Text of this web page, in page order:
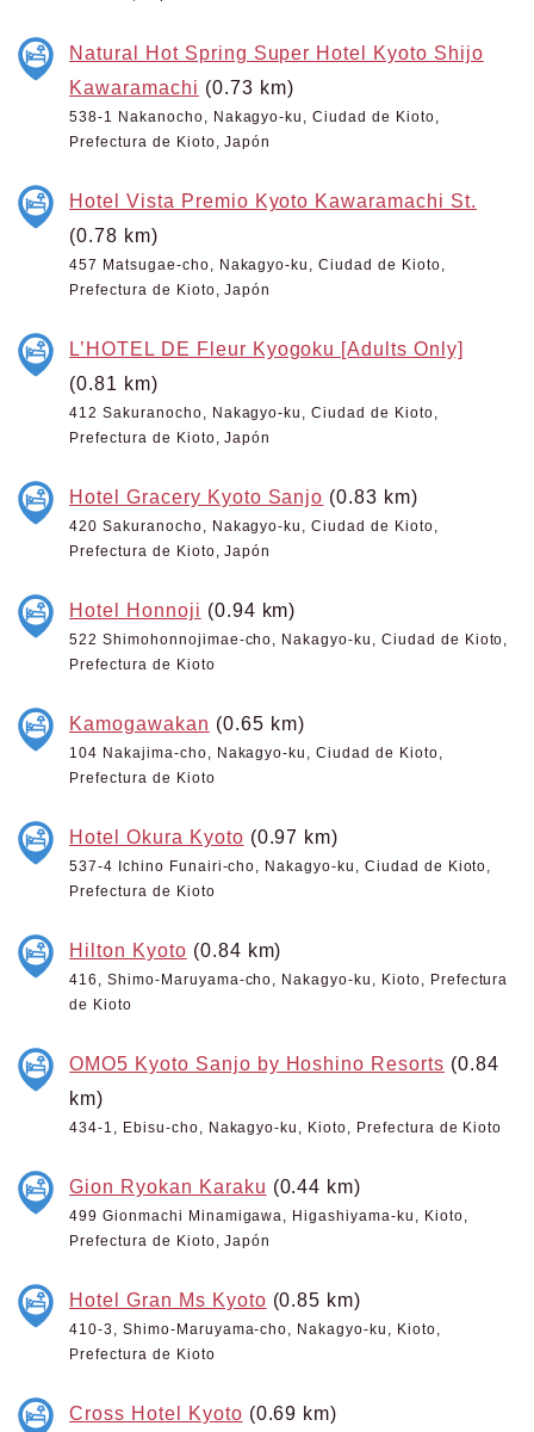
Natural Hot Spring Super Hotel Kyoto Shijo
Kawaramachi (0.73 km)
538-1 Nakanocho, Nakagyo-ku, Ciudad de Kioto,
Prefectura de Kioto, Japón
Hotel Vista Premio Kyoto Kawaramachi St.
(0.78 km)
457 Matsugae-cho, Nakagyo-ku, Ciudad de Kioto,
Prefectura de Kioto, Japón
L’HOTEL DE Fleur Kyogoku [Adults Only]
(0.81 km)
412 Sakuranocho, Nakagyo-ku, Ciudad de Kioto,
Prefectura de Kioto, Japón
Hotel Gracery Kyoto Sanjo (0.83 km)
420 Sakuranocho, Nakagyo-ku, Ciudad de Kioto,
Prefectura de Kioto, Japón
Hotel Honnoji (0.94 km)
522 Shimohonnojimae-cho, Nakagyo-ku, Ciudad de Kioto,
Prefectura de Kioto
Kamogawakan (0.65 km)
104 Nakajima-cho, Nakagyo-ku, Ciudad de Kioto,
Prefectura de Kioto
Hotel Okura Kyoto (0.97 km)
537-4 Ichino Funairi-cho, Nakagyo-ku, Ciudad de Kioto,
Prefectura de Kioto
Hilton Kyoto (0.84 km)
416, Shimo-Maruyama-cho, Nakagyo-ku, Kioto, Prefectura
de Kioto
OMO5 Kyoto Sanjo by Hoshino Resorts (0.84
km)
434-1, Ebisu-cho, Nakagyo-ku, Kioto, Prefectura de Kioto
Gion Ryokan Karaku (0.44 km)
499 Gionmachi Minamigawa, Higashiyama-ku, Kioto,
Prefectura de Kioto, Japón
Hotel Gran Ms Kyoto (0.85 km)
410-3, Shimo-Maruyama-cho, Nakagyo-ku, Kioto,
Prefectura de Kioto
Cross Hotel Kyoto (0.69 km)